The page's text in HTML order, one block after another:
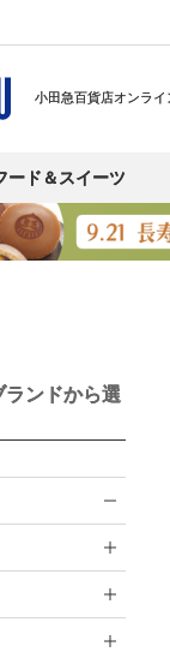
小田急百貨店オンラ
ード＆スイーツ
ランドから選